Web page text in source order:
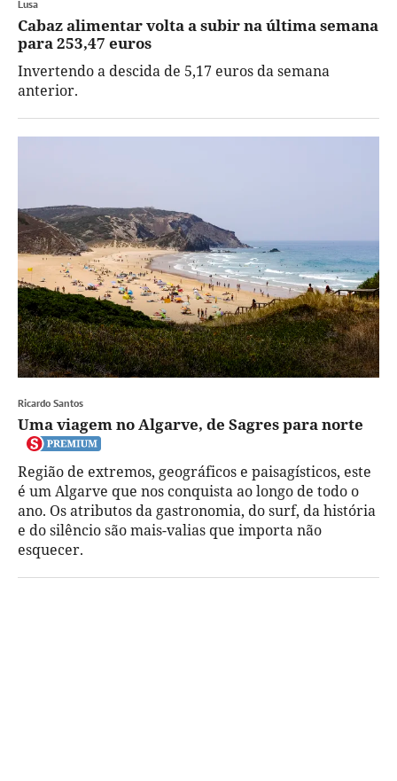
Lusa
Cabaz alimentar volta a subir na última semana
para 253,47 euros
Invertendo a descida de 5,17 euros da semana
anterior.
Ricardo Santos
Uma viagem no Algarve, de Sagres para norte
Região de extremos, geográficos e paisagísticos, este
é um Algarve que nos conquista ao longo de todo o
ano. Os atributos da gastronomia, do surf, da história
e do silêncio são mais-valias que importa não
esquecer.